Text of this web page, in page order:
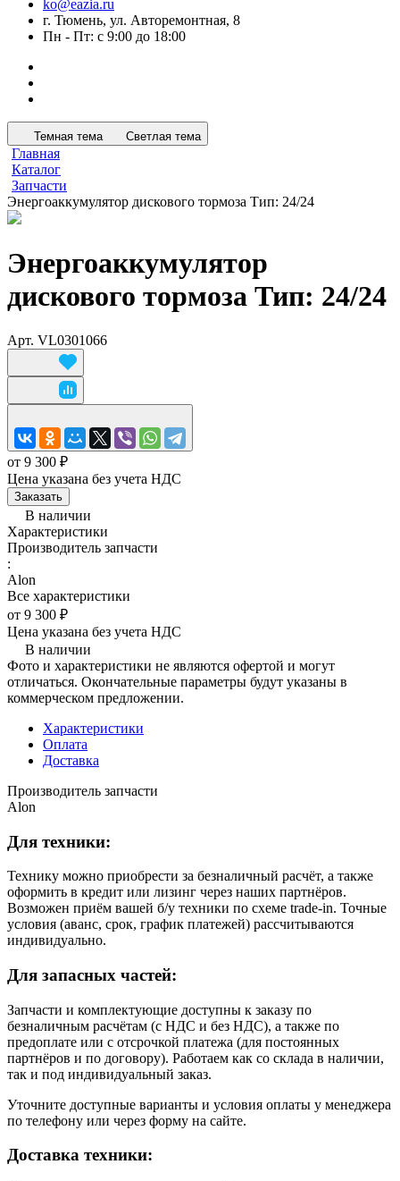
ko@eazia.ru
г. Тюмень, ул. Авторемонтная, 8
Пн - Пт: с 9:00 до 18:00
Темная тема Светлая тема
Главная
Каталог
Запчасти
Энергоаккумулятор дискового тормоза Тип: 24/24
Энергоаккумулятор
дискового тормоза Тип: 24/24
Арт. VL0301066
от 9 300 ₽
Цена указана без учета НДС
Заказать
В наличии
Характеристики
Производитель запчасти
:
Alon
Все характеристики
от 9 300 ₽
Цена указана без учета НДС
В наличии
Фото и характеристики не являются офертой и могут
отличаться. Окончательные параметры будут указаны в
коммерческом предложении.
Характеристики
Оплата
Доставка
Производитель запчасти
Alon
Для техники:
Технику можно приобрести за безналичный расчёт, а также
оформить в кредит или лизинг через наших партнёров.
Возможен приём вашей б/у техники по схеме trade-in. Точные
условия (аванс, срок, график платежей) рассчитываются
индивидуально.
Для запасных частей:
Запчасти и комплектующие доступны к заказу по
безналичным расчётам (с НДС и без НДС), а также по
предоплате или с отсрочкой платежа (для постоянных
партнёров и по договору). Работаем как со склада в наличии,
так и под индивидуальный заказ.
Уточните доступные варианты и условия оплаты у менеджера
по телефону или через форму на сайте.
Доставка техники: